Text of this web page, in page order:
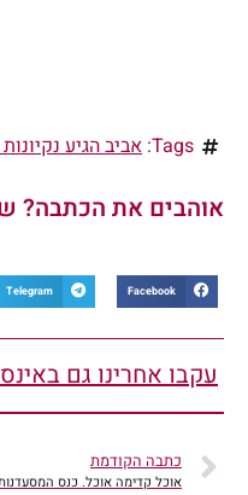
Tags: אביב הגיע
אוהבים את הכתבה?
Facebook
Telegram
עקבו אחרינו גם
כתבה הקודמת